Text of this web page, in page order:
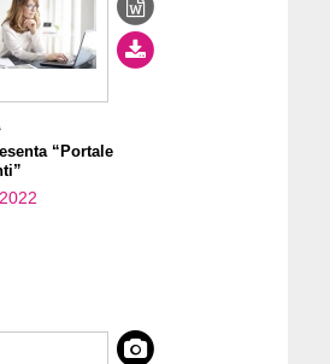
“Portale